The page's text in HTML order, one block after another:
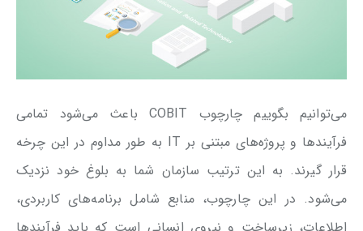
می‌توانیم بگوییم چارچوب COBIT باعث می‌شود تمامی
فرآیندها و پروژه‌های مبتنی بر IT به طور مداوم در این چرخه
قرار گیرند. به این ترتیب سازمان شما به بلوغ خود نزدیک
می‌شود. در این چارچوب، منابع شامل برنامه‌های کاربردی،